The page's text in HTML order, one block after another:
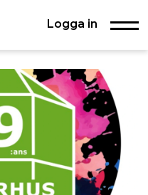
Logga in